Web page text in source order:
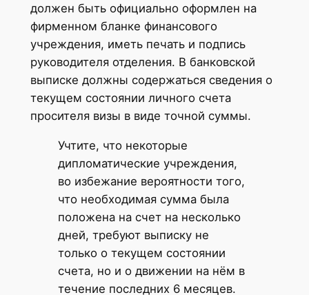
должен быть официально оформлен на
фирменном бланке финансового
учреждения, иметь печать и подпись
руководителя отделения. В банковской
выписке должны содержаться сведения о
текущем состоянии личного счета
просителя визы в виде точной суммы.
Учтите, что некоторые
дипломатические учреждения,
во избежание вероятности того,
что необходимая сумма была
положена на счет на несколько
дней, требуют выписку не
только о текущем состоянии
счета, но и о движении на нём в
течение последних 6 месяцев.